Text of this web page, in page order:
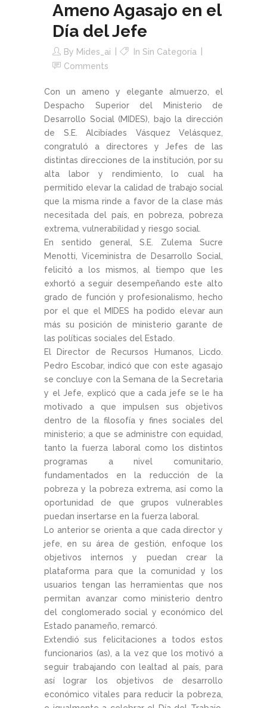
Ameno Agasajo en el
Día del Jefe
By Mides_ai
In Sin Categoría
Comments
Con un ameno y elegante almuerzo, el
Despacho Superior del Ministerio de
Desarrollo Social (MIDES), bajo la dirección
de S.E. Alcibíades Vásquez Velásquez,
congratuló a directores y Jefes de las
distintas direcciones de la institución, por su
alta labor y rendimiento, lo cual ha
permitido elevar la calidad de trabajo social
que la misma rinde a favor de la clase más
necesitada del país, en pobreza, pobreza
extrema, vulnerabilidad y riesgo social.
En sentido general, S.E. Zulema Sucre
Menotti, Viceministra de Desarrollo Social,
felicitó a los mismos, al tiempo que les
exhortó a seguir desempeñando este alto
grado de función y profesionalismo, hecho
por el que el MIDES ha podido elevar aun
más su posición de ministerio garante de
las políticas sociales del Estado.
El Director de Recursos Humanos, Licdo.
Pedro Escobar, indicó que con este agasajo
se concluye con la Semana de la Secretaria
y el Jefe, explicó que a cada jefe se le ha
motivado a que impulsen sus objetivos
dentro de la filosofía y fines sociales del
ministerio; a que se administre con equidad,
tanto la fuerza laboral como los distintos
programas a nivel comunitario,
fundamentados en la reducción de la
pobreza y la pobreza extrema, así como la
oportunidad de que grupos vulnerables
puedan insertarse en la fuerza laboral.
Lo anterior se orienta a que cada director y
jefe, en su área de gestión, enfoque los
objetivos internos y puedan crear la
plataforma para que la comunidad y los
usuarios tengan las herramientas que nos
permitan avanzar como ministerio dentro
del conglomerado social y económico del
Estado panameño, remarcó.
Extendió sus felicitaciones a todos estos
funcionarios (as), a la vez que los motivó a
seguir trabajando con lealtad al país, para
así lograr los objetivos de desarrollo
económico vitales para reducir la pobreza,